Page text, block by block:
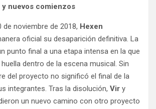
y nuevos comienzos
de noviembre de 2018, Hexen
oficial su desaparición definitiva. La
punto final a una etapa intensa en la que
dentro de la escena musical. Sin
del proyecto no significó el final de la
integrantes. Tras la disolución, Vir y
un nuevo camino con otro proyecto